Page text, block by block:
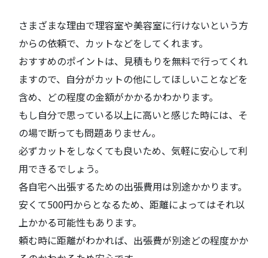
さまざまな理由で理容室や美容室に行けないという方
からの依頼で、カットなどをしてくれます。
おすすめのポイントは、見積もりを無料で行ってくれ
ますので、自分がカットの他にしてほしいことなどを
含め、どの程度の金額がかかるかわかります。
もし自分で思っている以上に高いと感じた時には、そ
の場で断っても問題ありません。
必ずカットをしなくても良いため、気軽に安心して利
用できるでしょう。
各自宅へ出張するための出張費用は別途かかります。
安くて500円からとなるため、距離によってはそれ以
上かかる可能性もあります。
頼む時に距離がわかれば、出張費が別途どの程度かか